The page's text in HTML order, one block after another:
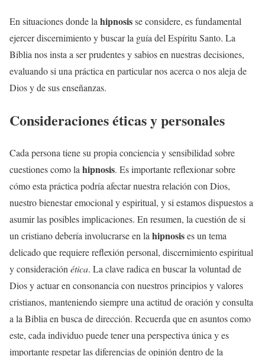
En situaciones donde lahipnosisse considere, es fundamental
ejercer discernimiento y buscar la guía del Espíritu Santo. La
Biblia nos insta a ser prudentes y sabios en nuestras decisiones,
evaluando si una práctica en particular nos acerca o nos aleja de
Dios y de sus enseñanzas.
Consideraciones éticas y personales
Cada persona tiene su propia conciencia y sensibilidad sobre
cuestiones como la hipnosis. Es importante reflexionar sobre
cómo esta práctica podría afectar nuestra relación con Dios,
nuestro bienestar emocional y espiritual, y si estamos dispuestos a
asumir las posibles implicaciones. En resumen, la cuestión de si
un cristiano debería involucrarse en la hipnosises un tema
delicado que requiere reflexión personal, discernimiento espiritual
y consideración ética. La clave radica en buscar la voluntad de
Dios y actuar en consonancia con nuestros principios y valores
cristianos, manteniendo siempre una actitud de oración y consulta
a la Biblia en busca de dirección. Recuerda que en asuntos como
este, cada individuo puede tener una perspectiva única y es
importante respetar las diferencias de opinión dentro de la